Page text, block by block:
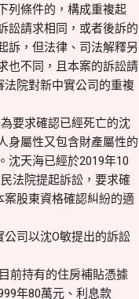
列條件的，構成重複起
訟請求相同，或者後訴的
訴，但法律、司法解釋另
也不同，且本案的訴訟請
院對新中實公司的重複
要求確認已經死亡的沈
身屬性又包含財產屬性的
沈天海已經於2019年10
法院提起訴訟，要求確
股東資格確認糾紛的適
司以沈O敏提出的訴訟
前持有的住房補貼憑據
年80萬元、利息款